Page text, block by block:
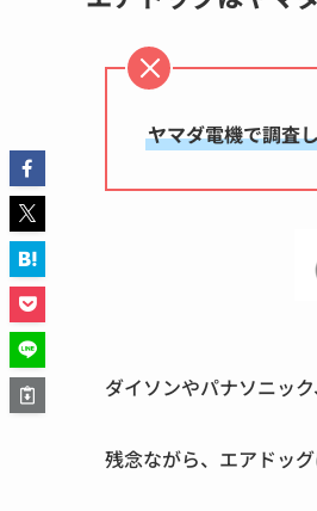
ヤマダ電機で調査
ダイソンやパナソニッ
残念ながら、エアドッ